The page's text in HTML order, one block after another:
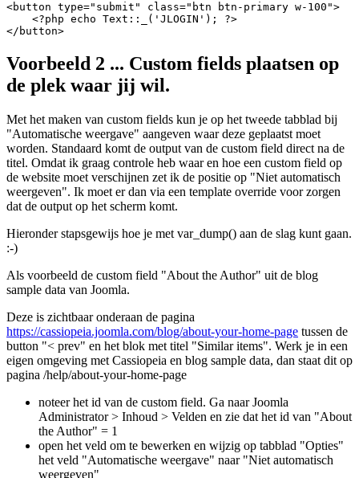
<button type="submit" class="btn btn-primary w-100">
    <?php echo Text::_('JLOGIN'); ?>
</button>
Voorbeeld 2 ... Custom fields plaatsen op
de plek waar jij wil.
Met het maken van custom fields kun je op het tweede tabblad bij
"Automatische weergave" aangeven waar deze geplaatst moet
worden. Standaard komt de output van de custom field direct na de
titel. Omdat ik graag controle heb waar en hoe een custom field op
de website moet verschijnen zet ik de positie op "Niet automatisch
weergeven". Ik moet er dan via een template override voor zorgen
dat de output op het scherm komt.
Hieronder stapsgewijs hoe je met var_dump() aan de slag kunt gaan.
:-)
Als voorbeeld de custom field "About the Author" uit de blog
sample data van Joomla.
Deze is zichtbaar onderaan de pagina
https://cassiopeia.joomla.com/blog/about-your-home-page tussen de
button "< prev" en het blok met titel "Similar items". Werk je in een
eigen omgeving met Cassiopeia en blog sample data, dan staat dit op
pagina /help/about-your-home-page
noteer het id van de custom field. Ga naar Joomla
Administrator > Inhoud > Velden en zie dat het id van "About
the Author" = 1
open het veld om te bewerken en wijzig op tabblad "Opties"
het veld "Automatische weergave" naar "Niet automatisch
weergeven"